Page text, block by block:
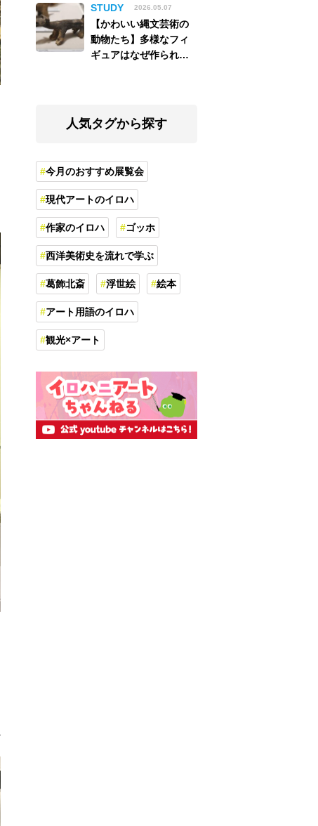
STUDY
2026.05.07
【かわいい縄文芸術の
動物たち】多様なフィ
ギュアはなぜ作られ
人気タグから探す
今月のおすすめ展覧会
現代アートのイロハ
作家のイロハ ゴッホ
西洋美術史を流れで学ぶ
葛飾北斎 浮世絵 絵本
アート用語のイロハ
観光×アート